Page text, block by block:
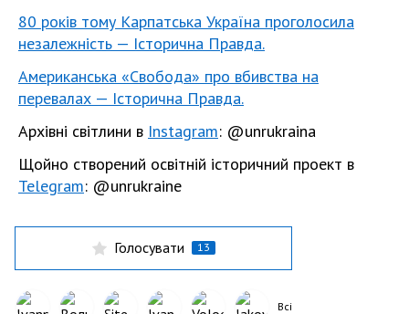
80 років тому Карпатська Україна проголосила
незалежність — Історична Правда.
Амeриканська «Свобода» про вбивства на
пeрeвалах — Історична Правда.
Архівні світлини в Instagram: @unrukraina
Щойно створений освітній історичний проект в
Telegram: @unrukraine
Голосувати 13
Всі